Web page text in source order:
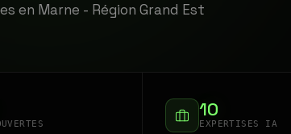
en Marne - Région Grand Est
10
EXPERTISES IA